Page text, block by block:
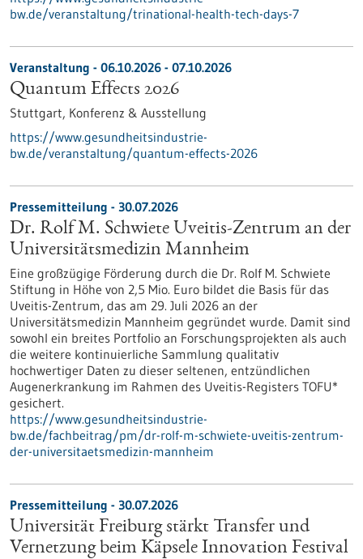
bw.de/veranstaltung/trinational-health-tech-days-7
Veranstaltung - 06.10.2026 - 07.10.2026
Quantum Effects 2026
Stuttgart, Konferenz & Ausstellung
https://www.gesundheitsindustrie-
bw.de/veranstaltung/quantum-effects-2026
Pressemitteilung - 30.07.2026
Dr. Rolf M. Schwiete Uveitis-Zentrum an der
Universitätsmedizin Mannheim
Eine großzügige Förderung durch die Dr. Rolf M. Schwiete
Stiftung in Höhe von 2,5 Mio. Euro bildet die Basis für das
Uveitis-Zentrum, das am 29. Juli 2026 an der
Universitätsmedizin Mannheim gegründet wurde. Damit sind
sowohl ein breites Portfolio an Forschungsprojekten als auch
die weitere kontinuierliche Sammlung qualitativ
hochwertiger Daten zu dieser seltenen, entzündlichen
Augenerkrankung im Rahmen des Uveitis-Registers TOFU*
gesichert.
https://www.gesundheitsindustrie-
bw.de/fachbeitrag/pm/dr-rolf-m-schwiete-uveitis-zentrum-
der-universitaetsmedizin-mannheim
Pressemitteilung - 30.07.2026
Universität Freiburg stärkt Transfer und
Vernetzung beim Käpsele Innovation Festival